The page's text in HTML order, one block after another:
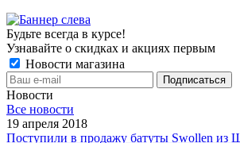
Будьте всегда в курсе!
Узнавайте о скидках и акциях первым
Новости магазина
Новости
Все новости
19 апреля 2018
Поступили в продажу батуты Swollen из